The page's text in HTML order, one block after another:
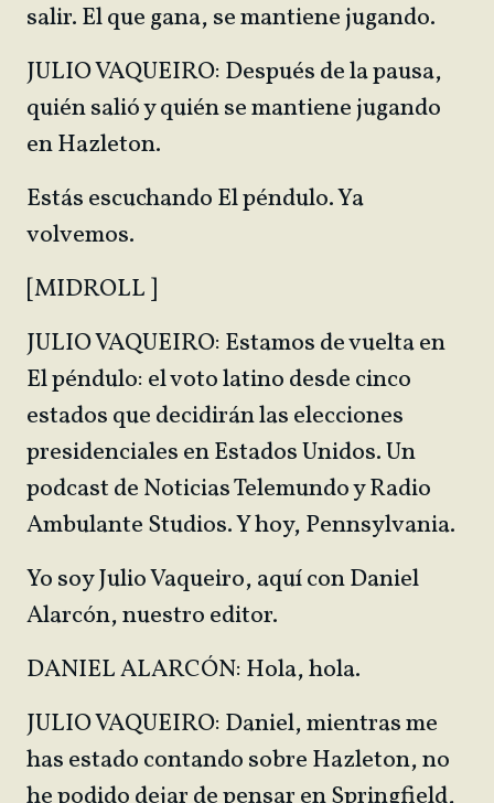
salir. El que gana, se mantiene jugando.
JULIO VAQUEIRO: Después de la pausa,
quién salió y quién se mantiene jugando
en Hazleton.
Estás escuchando El péndulo. Ya
volvemos.
[MIDROLL ]
JULIO VAQUEIRO: Estamos de vuelta en
El péndulo: el voto latino desde cinco
estados que decidirán las elecciones
presidenciales en Estados Unidos. Un
podcast de Noticias Telemundo y Radio
Ambulante Studios. Y hoy, Pennsylvania.
Yo soy Julio Vaqueiro, aquí con Daniel
Alarcón, nuestro editor.
DANIEL ALARCÓN: Hola, hola.
JULIO VAQUEIRO: Daniel, mientras me
has estado contando sobre Hazleton, no